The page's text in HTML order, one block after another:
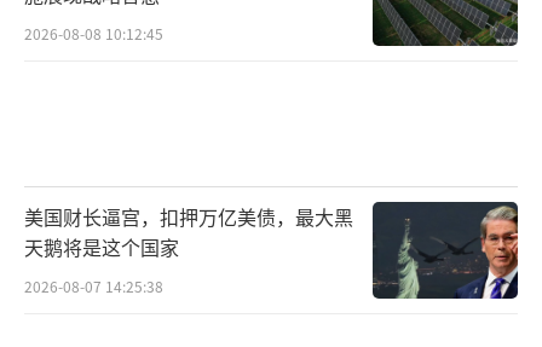
2026-08-08 10:12:45
美国财长逼宫，扣押万亿美债，最大黑
天鹅将是这个国家
2026-08-07 14:25:38